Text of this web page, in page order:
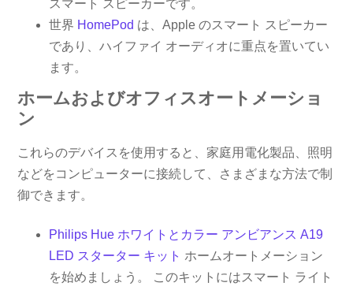
スマート スピーカーです。
世界 HomePod は、Apple のスマート スピーカー
であり、ハイファイ オーディオに重点を置いてい
ます。
ホームおよびオフィスオートメーショ
ン
これらのデバイスを使用すると、家庭用電化製品、照明
などをコンピューターに接続して、さまざまな方法で制
御できます。
Philips Hue ホワイトとカラー アンビアンス A19
LED スターター キット ホームオートメーション
を始めましょう。 このキットにはスマート ライト